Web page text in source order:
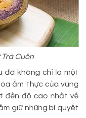
Cuôn
đã không chỉ là một
ẩm thực của vùng
đến độ cao nhất về
giữ những bí quyết